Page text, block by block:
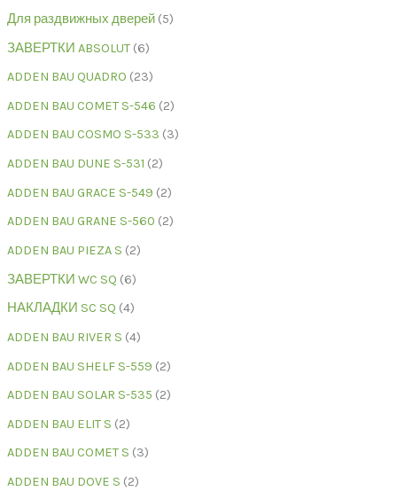
Для раздвижных дверей 5
ЗАВЕРТКИ ABSOLUT 6
ADDEN BAU QUADRO 23
ADDEN BAU COMET S-546 2
ADDEN BAU COSMO S-533 3
ADDEN BAU DUNE S-531 2
ADDEN BAU GRACE S-549 2
ADDEN BAU GRANE S-560 2
ADDEN BAU PIEZA S 2
ЗАВЕРТКИ WC SQ 6
НАКЛАДКИ SC SQ 4
ADDEN BAU RIVER S 4
ADDEN BAU SHELF S-559 2
ADDEN BAU SOLAR S-535 2
ADDEN BAU ELIT S 2
ADDEN BAU COMET S 3
ADDEN BAU DOVE S 2